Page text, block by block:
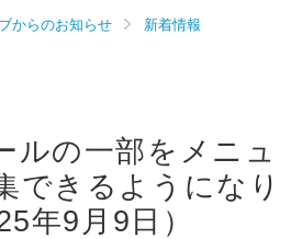
からのお知らせ 新着情報
ルの一部をメニュ
できるようになり
年9月9日）